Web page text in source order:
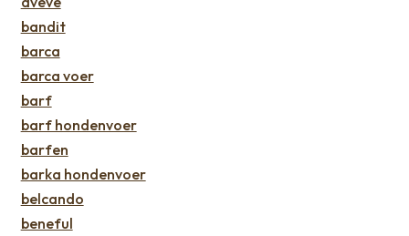
bandit
barca
barca voer
barf
barf hondenvoer
barfen
barka hondenvoer
belcando
beneful